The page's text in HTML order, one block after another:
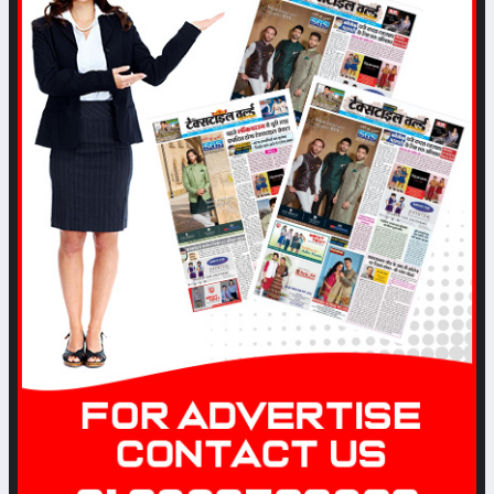
test
Date: 2023-04-15 07:04:51 |
Category: Textile
नवम्बर महिने से बाजारों में अच्छा कारोबार
होने की आशा से कारोबारियों में उत्साह
Date: 2022-11-12 05:53:45 |
Category: Textile
टेक्सटाइल उद्योग के लिए पीएलआई
स्कीम-2 जल्दी ही
Date: 2022-09-28 04:56:04 |
Category: Textile